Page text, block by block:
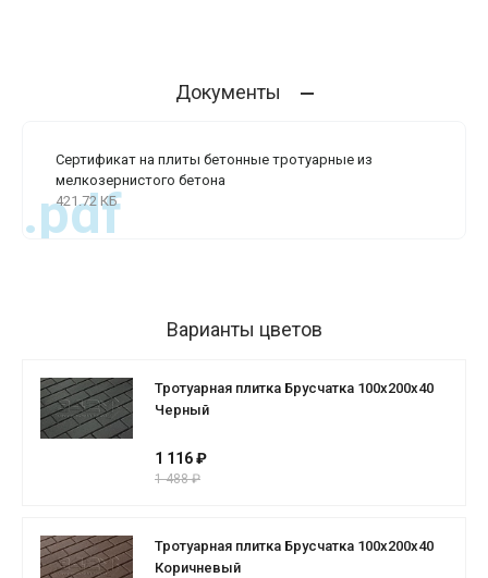
Документы
Сертификат на плиты бетонные тротуарные из
мелкозернистого бетона
421.72 КБ
.pdf
Варианты цветов
Тротуарная плитка Брусчатка 100х200х40
Черный
1 116 ₽
1 488 ₽
Тротуарная плитка Брусчатка 100х200х40
Коричневый